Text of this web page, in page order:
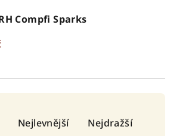
Compfi Sparks
Nejlevnější Nejdražší